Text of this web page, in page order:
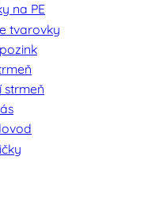
na PE
tvarovky
strmeň